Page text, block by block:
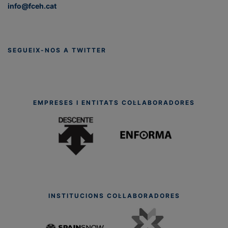
info@fceh.cat
SEGUEIX-NOS A TWITTER
EMPRESES I ENTITATS COL·LABORADORES
INSTITUCIONS COL·LABORADORES